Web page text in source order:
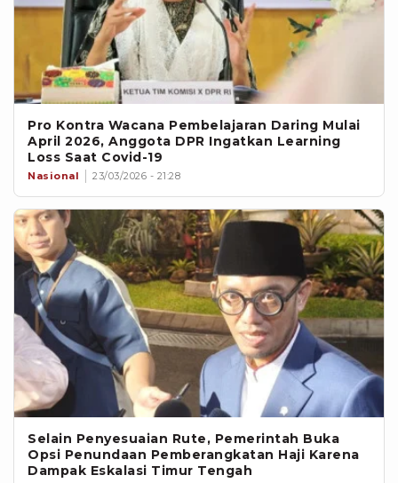
Pro Kontra Wacana Pembelajaran Daring Mulai
April 2026, Anggota DPR Ingatkan Learning
Loss Saat Covid-19
Nasional 23/03/2026 - 21:28
Selain Penyesuaian Rute, Pemerintah Buka
Opsi Penundaan Pemberangkatan Haji Karena
Dampak Eskalasi Timur Tengah